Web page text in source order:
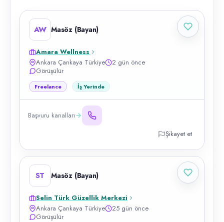
AW Masöz (Bayan)
Amara Wellness
Ankara Çankaya Türkiye
2 gün önce
Görüşülür
Freelance İş Yerinde
Başvuru kanalları
Şikayet et
ST Masöz (Bayan)
Selin Türk Güzellik Merkezi
Ankara Çankaya Türkiye
25 gün önce
Görüşülür